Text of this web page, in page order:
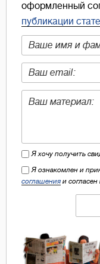
оформленный
публикации
Я хочу получить
Я ознакомлен и
соглашения и